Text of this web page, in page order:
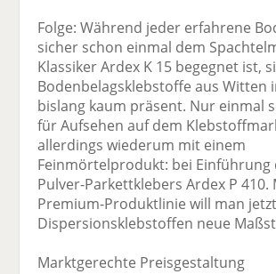
Folge: Während jeder erfahrene
sicher schon einmal dem
Klassiker Ardex K 15 begegnet ist,
Bodenbelagsklebstoffe aus Witten
bislang kaum präsent. Nur einmal
für Aufsehen auf dem
allerdings wiederum mit einem
Feinmörtelprodukt: bei Einführung
Pulver-Parkettklebers Ardex P 410.
Premium-Produktlinie will man
Dispersionsklebstoffen neue
Marktgerechte Preisgestaltung